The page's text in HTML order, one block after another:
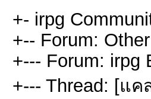
+- irpg
+-- Forum:
+--- Forum: irpg
+--- Thread: [แ